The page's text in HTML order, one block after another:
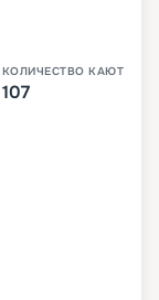
КОЛИЧЕСТВО КАЮТ
107